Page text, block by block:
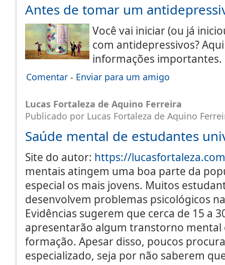
Antes de tomar um
Você vai iniciar (ou já
com antidepressivos?
informações
Comentar - Enviar para um amigo
Lucas Fortaleza de Aquino Ferreira
Publicado por Lucas Fortaleza de Aquino
Saúde mental de estudantes
Site do autor: https://lucasfortaleza.com
mentais atingem uma boa parte da
especial os mais jovens. Muitos
desenvolvem problemas psicológicos
Evidências sugerem que cerca de 15 a
apresentarão algum transtorno mental
formação. Apesar disso, poucos
especializado, seja por não saberem